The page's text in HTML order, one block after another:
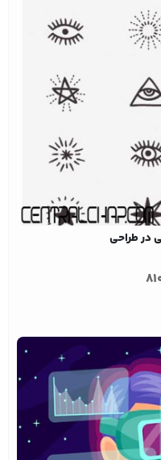
در طراحی